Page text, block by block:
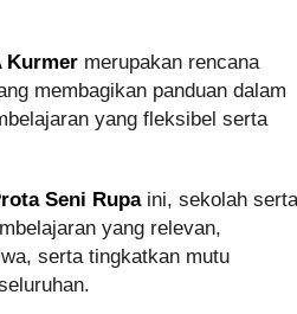
Kurmer merupakan rencana
membagikan panduan dalam
yang fleksibel serta
Seni Rupaini, sekolah serta
yang relevan,
serta tingkatkan mutu